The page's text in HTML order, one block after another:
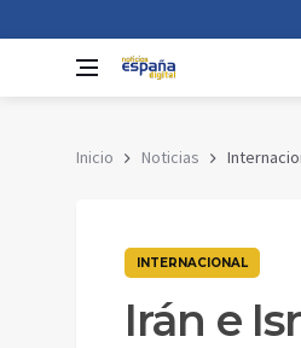
Inicio Noticias
INTERNACIONAL
Irán e